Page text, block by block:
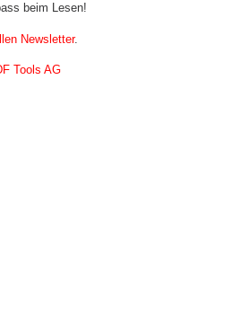
beim Lesen!
Newsletter.
Tools AG